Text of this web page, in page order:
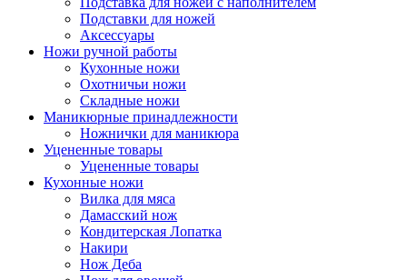
Подставки для ножей
Аксессуары
Ножи ручной работы
Кухонные ножи
Охотничьи ножи
Складные ножи
Маникюрные принадлежности
Ножнички для маникюра
Уцененные товары
Уцененные товары
Кухонные ножи
Вилка для мяса
Дамасский нож
Кондитерская Лопатка
Накири
Нож Деба